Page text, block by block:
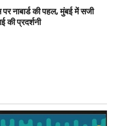
पर नाबार्ड की पहल, मुंबई में सजी
की प्रदर्शनी